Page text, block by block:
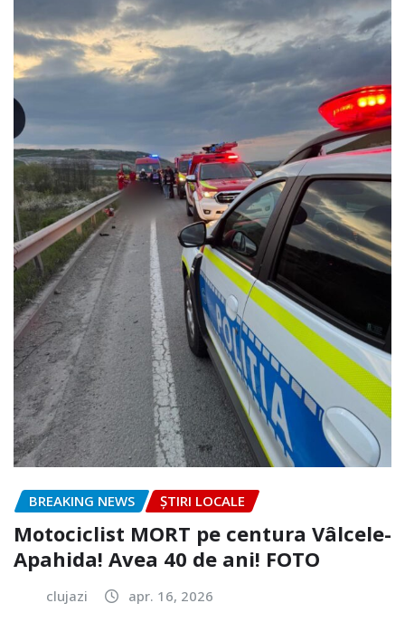
BREAKING NEWS ȘTIRI LOCALE
Motociclist MORT pe centura Vâlcele-
Apahida! Avea 40 de ani! FOTO
clujazi apr. 16, 2026